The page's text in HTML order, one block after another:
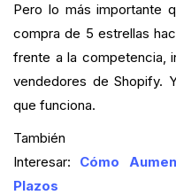
Pero lo más importante
compra de 5 estrellas
frente a la competencia,
vendedores de Shopify.
que funciona.
Interesar: Cómo
Plazos